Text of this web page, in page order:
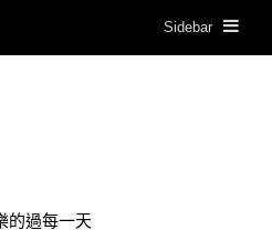
Sidebar
快樂的過每一天